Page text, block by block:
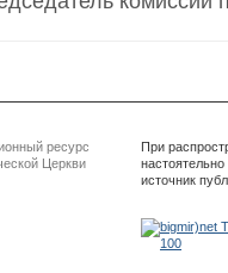
ресурс
Церкви
При
источник